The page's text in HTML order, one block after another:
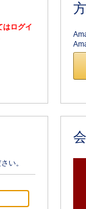
はログイ
方
い。